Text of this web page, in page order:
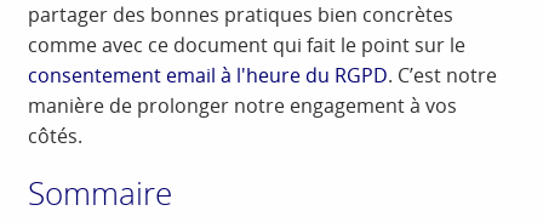
partager des bonnes pratiques bien concrètes
comme avec ce document qui fait le point sur le
consentement email à l'heure du RGPD. C’est notre
manière de prolonger notre engagement à vos
côtés.
Sommaire